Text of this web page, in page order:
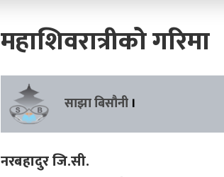
महाशिवरात्रीको गरिमा
साझा बिसौनी ।
नरबहादुर जि.सी.